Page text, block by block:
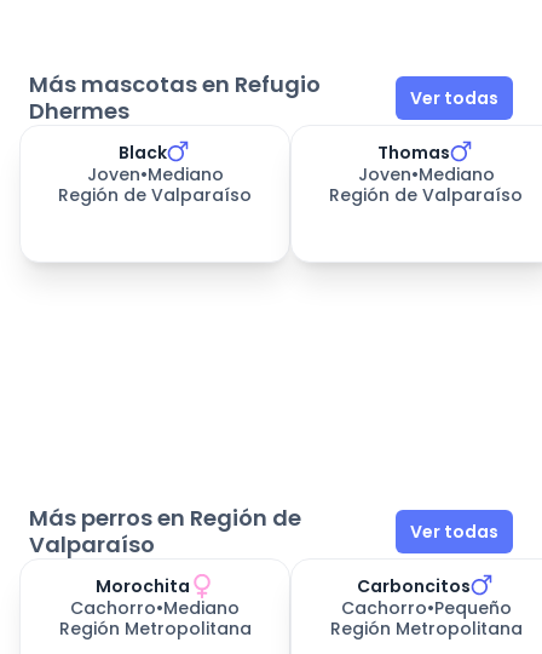
Más mascotas en Refugio
Dhermes
Ver todas
días esperando
Black
Joven•Mediano
Región de Valparaíso
días esperando
Thomas
Joven•Mediano
Región de Valparaíso
Más perros en Región de
Valparaíso
Ver todas
Morochita
Cachorro•Mediano
Región Metropolitana
Carboncitos
Cachorro•Pequeño
Región Metropolitana